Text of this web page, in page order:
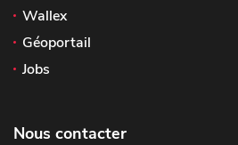
Wallex
Géoportail
Jobs
Nous contacter